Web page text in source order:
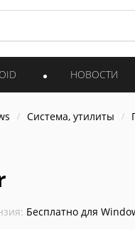
НОВОСТИ
Система, утилиты
Бесплатно для